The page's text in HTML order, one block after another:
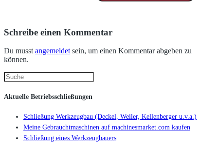
Schreibe einen Kommentar
Du musstangemeldetsein, um einen Kommentar abgeben zu
können.
Aktuelle Betriebsschließungen
Schließung Werkzeugbau (Deckel, Weiler, Kellenberger u.v.a.)
Meine Gebrauchtmaschinen auf machinesmarket.com kaufen
Schließung eines Werkzeugbauers